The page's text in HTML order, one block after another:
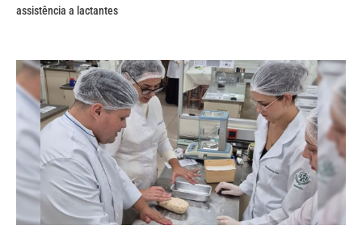
assistência a lactantes